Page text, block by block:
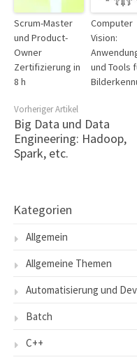
Scrum-Master
und Product-
Owner
Zertifizierung in
8 h
Computer
Vision:
und Tools
Vorheriger Artikel
Big Data und Data
Engineering: Hadoop,
Spark, etc.
Kategorien
Allgemein
Allgemeine Themen
Automatisierung und
Batch
C++